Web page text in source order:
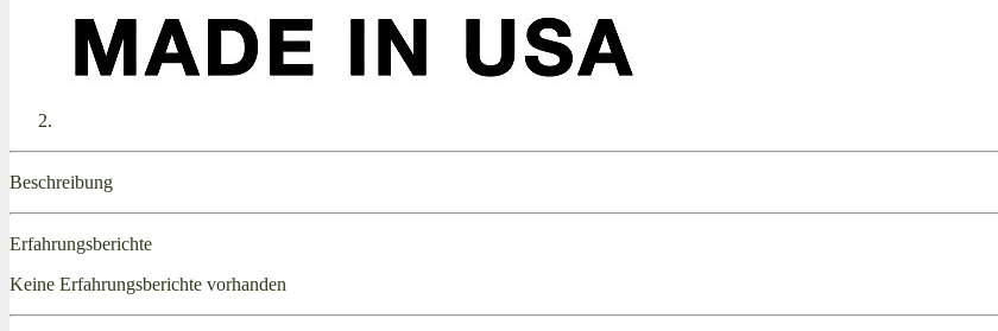
Beschreibung
Erfahrungsberichte
Keine Erfahrungsberichte vorhanden